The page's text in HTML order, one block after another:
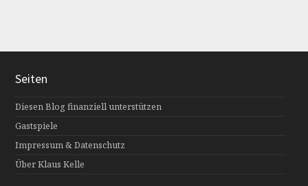
Seiten
Diesen Blog finanziell unterstützen
Gastspiele
Impressum & Datenschutz
Über Klaus Kelle